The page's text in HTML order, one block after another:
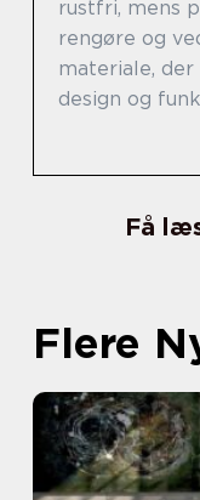
rustfri, mens
rengøre og
materiale,
design og
Få
Flere